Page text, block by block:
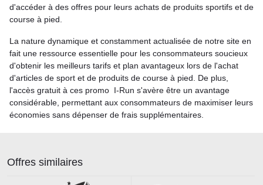
d'accéder à des offres pour leurs achats de produits sportifs et de
course à pied.
La nature dynamique et constamment actualisée de notre site en
fait une ressource essentielle pour les consommateurs soucieux
d'obtenir les meilleurs tarifs et plan avantageux lors de l'achat
d'articles de sport et de produits de course à pied. De plus,
l'accès gratuit à ces promo I-Run s'avère être un avantage
considérable, permettant aux consommateurs de maximiser leurs
économies sans dépenser de frais supplémentaires.
Offres similaires